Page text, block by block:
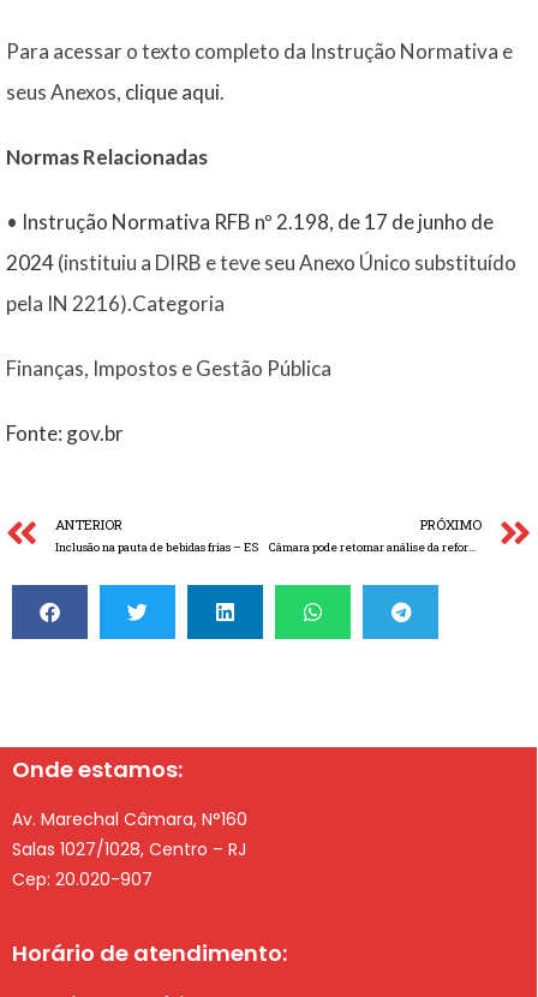
Para acessar o texto completo da Instrução Normativa e
seus Anexos, clique aqui.
Normas Relacionadas
• Instrução Normativa RFB nº 2.198, de 17 de junho de
2024(instituiu a DIRB e teve seu Anexo Único substituído
pela IN 2216).Categoria
Finanças, Impostos e Gestão Pública
Fonte: gov.br
ANTERIOR
Inclusão na pauta de bebidas frias – ES
PRÓXIMO
Câmara pode retomar análise da reforma tributária e discutir transição sobre desoneração da folha
Onde estamos:
Av. Marechal Câmara, N°160
Salas 1027/1028, Centro – RJ
Cep: 20.020-907
Horário de atendimento: